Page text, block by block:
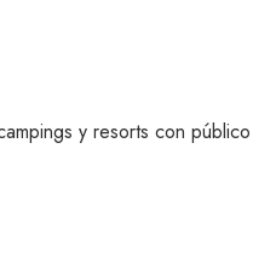
y resorts con